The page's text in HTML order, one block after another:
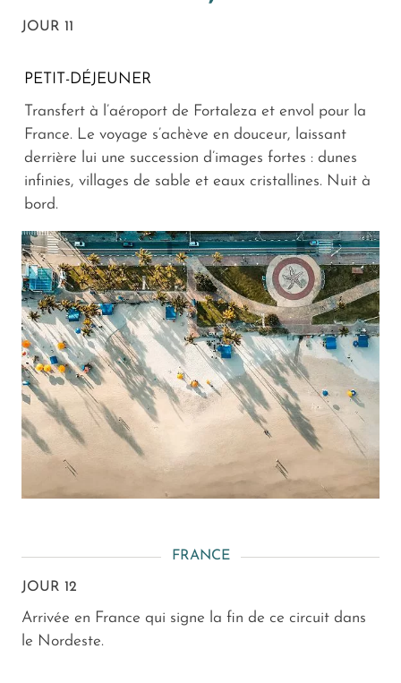
JOUR 11
PETIT-DÉJEUNER
Transfert à l’aéroport de Fortaleza et envol pour la
France. Le voyage s’achève en douceur, laissant
derrière lui une succession d’images fortes : dunes
infinies, villages de sable et eaux cristallines. Nuit à
bord.
FRANCE
JOUR 12
Arrivée en France qui signe la fin de ce circuit dans
le Nordeste.